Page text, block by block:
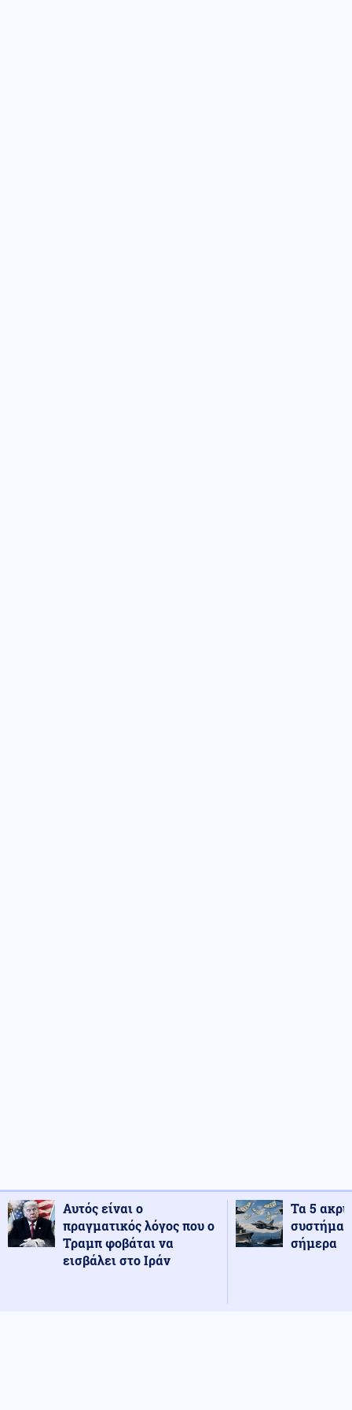
Αυτός είναι ο
πραγματικός λόγος που ο
Τραμπ φοβάται να
εισβάλει στο Ιράν
Τα 5
σήμερα